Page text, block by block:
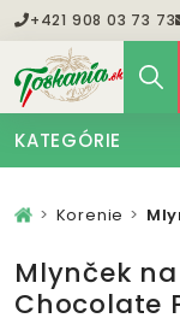
+421 908 03 73 73
KATEGÓRIE
Korenie
Mlynček
Chocolate